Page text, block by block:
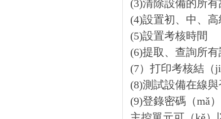
(3)清除設備的所
(4)設置初、中、
(5)設置考核時間
(6)提取、查詢所
(7）打印考核結（
(8)測試設備在線
(9)登錄密碼（mǎ